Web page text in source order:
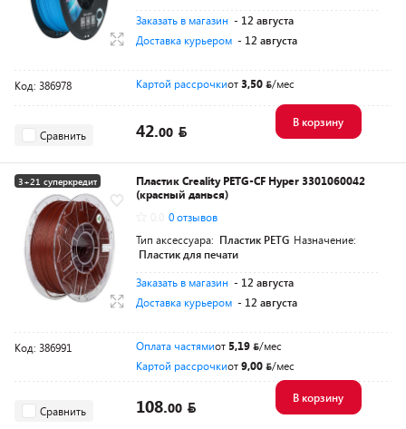
Заказать в магазин - 12 августа
Доставка курьером - 12 августа
Код: 386978 Картой рассрочкиот3,50 /мес
Сравнить 42.00
В корзину
3+21 суперкредит
Пластик Creality PETG-CF Hyper 3301060042
(красный данься)
0 отзывов
Тип аксессуара: Пластик PETG Назначение:
Пластик для печати
Заказать в магазин - 12 августа
Доставка курьером - 12 августа
Код: 386991 Оплата частямиот 5,19
/мес
Картой рассрочкиот9,00 /мес
Сравнить 108.00
В корзину